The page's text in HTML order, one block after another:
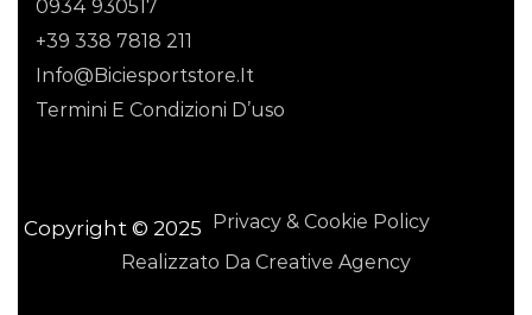
0934 930517
+39 338 7818 211
Info@biciesportstore.it
Termini E Condizioni D’uso
Copyright © 2025 Privacy & Cookie Policy
Realizzato Da Creative Agency